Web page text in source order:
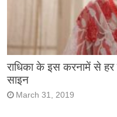
राधिका के इस करनामें से
साइन
March 31, 2019